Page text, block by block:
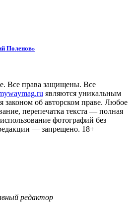
Поленов»
Все права защищены. Все
являются уникальным
законом об авторском праве. Любое
перепечатка текста — полная
фотографий без
— запрещено. 18+
редактор